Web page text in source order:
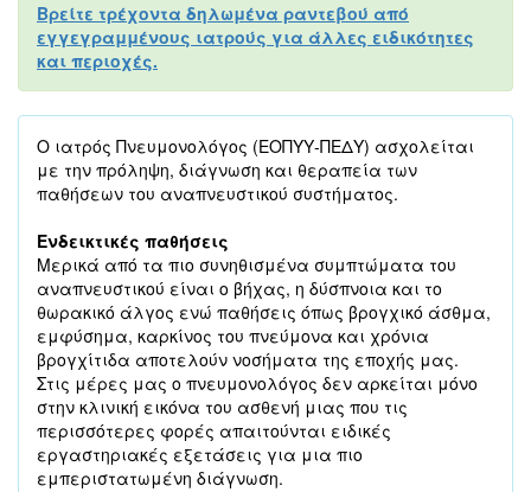
Βρείτε τρέχοντα δηλωμένα ραντεβού από
εγγεγραμμένους ιατρούς για άλλες ειδικότητες
και περιοχές.
Ο ιατρός Πνευμονολόγος (ΕΟΠΥΥ-ΠΕΔΥ) ασχολείται
με την πρόληψη, διάγνωση και θεραπεία των
παθήσεων του αναπνευστικού συστήματος.
Ενδεικτικές παθήσεις
Μερικά από τα πιο συνηθισμένα συμπτώματα του
αναπνευστικού είναι ο βήχας, η δύσπνοια και το
θωρακικό άλγος ενώ παθήσεις όπως βρογχικό άσθμα,
εμφύσημα, καρκίνος του πνεύμονα και χρόνια
βρογχίτιδα αποτελούν νοσήματα της εποχής μας.
Στις μέρες μας ο πνευμονολόγος δεν αρκείται μόνο
στην κλινική εικόνα του ασθενή μιας που τις
περισσότερες φορές απαιτούνται ειδικές
εργαστηριακές εξετάσεις για μια πιο
εμπεριστατωμένη διάγνωση.